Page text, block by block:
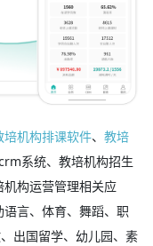
培机构排课软件、教培
系统、教培机构招生
构运营管理相关应
语言、体育、舞蹈、职
出国留学、幼儿园、素